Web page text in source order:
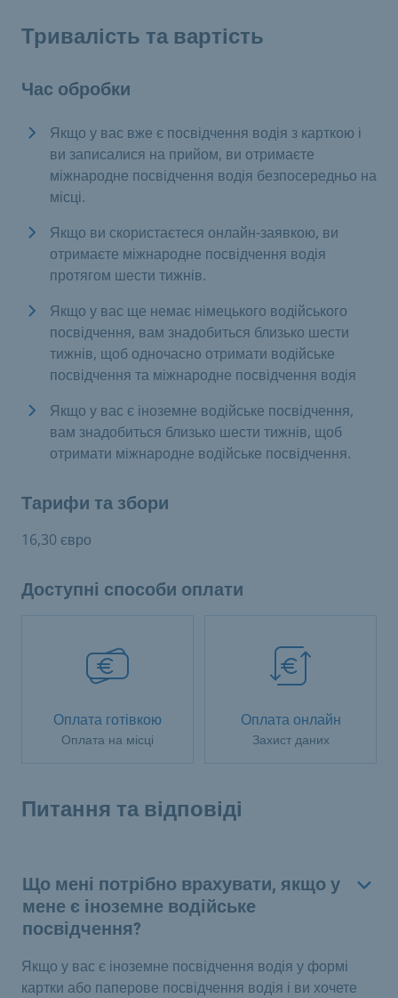
Тривалість та вартість
Час обробки
Якщо у вас вже є посвідчення водія з карткою і
ви записалися на прийом, ви отримаєте
міжнародне посвідчення водія безпосередньо на
місці.
Якщо ви скористаєтеся онлайн-заявкою, ви
отримаєте міжнародне посвідчення водія
протягом шести тижнів.
Якщо у вас ще немає німецького водійського
посвідчення, вам знадобиться близько шести
тижнів, щоб одночасно отримати водійське
посвідчення та міжнародне посвідчення водія
Якщо у вас є іноземне водійське посвідчення,
вам знадобиться близько шести тижнів, щоб
отримати міжнародне водійське посвідчення.
Тарифи та збори
16,30 євро
Доступні способи оплати
Оплата готівкою
Оплата на місці
Оплата онлайн
Захист даних
Питання та відповіді
Що мені потрібно врахувати, якщо у
мене є іноземне водійське
посвідчення?
Якщо у вас є іноземне посвідчення водія у формі
картки або паперове посвідчення водія і ви хочете